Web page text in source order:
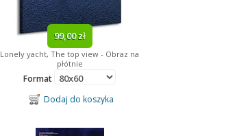
99,00 zł
Lonely yacht, The top view - Obraz na
płótnie
Format
Dodaj do koszyka